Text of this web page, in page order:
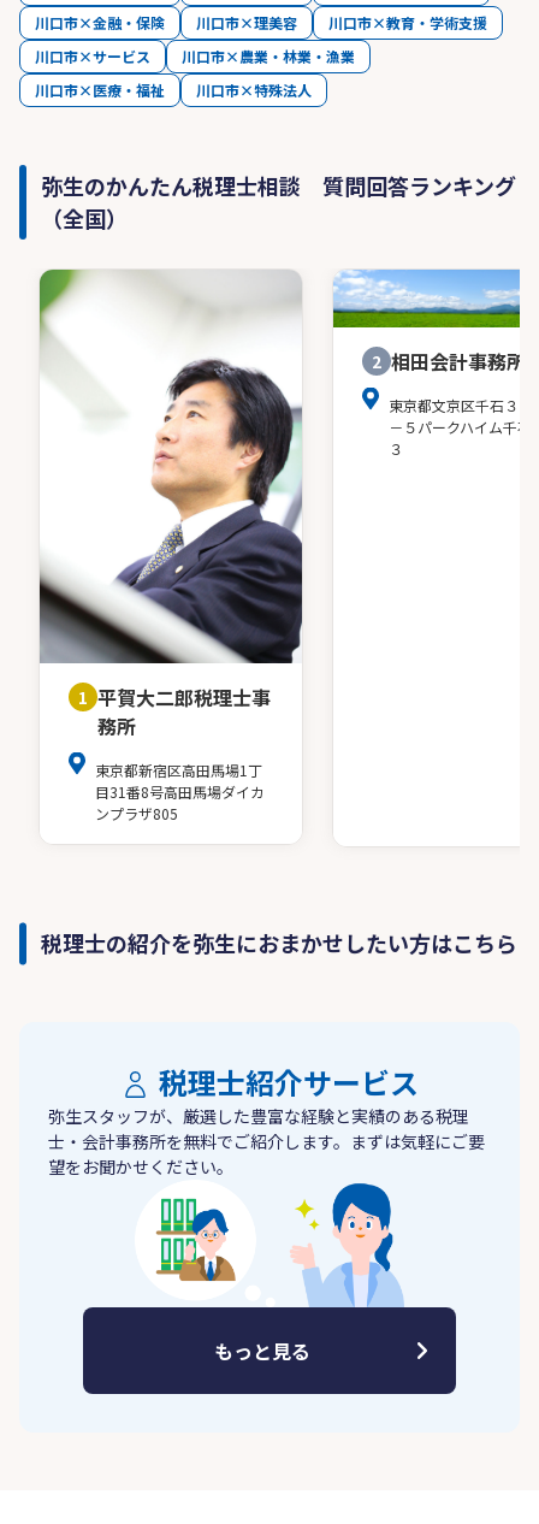
川口市×金融・保険
川口市×理美容
川口市×教育・学術支援
川口市×サービス
川口市×農業・林業・漁業
川口市×医療・福祉
川口市×特殊法人
弥生のかんたん税理士相談 質問回答ランキング
（全国）
1 平賀大二郎税理士事
務所
東京都新宿区高田馬場1丁
目31番8号高田馬場ダイカ
ンプラザ805
2 相田会計事務所
東京都文京区千石３－
－５パークハイム千石
３
税理士の紹介を弥生におまかせしたい方はこちら
税理士紹介サービス
弥生スタッフが、厳選した豊富な経験と実績のある税理
士・会計事務所を無料でご紹介します。まずは気軽にご要
望をお聞かせください。
もっと見る